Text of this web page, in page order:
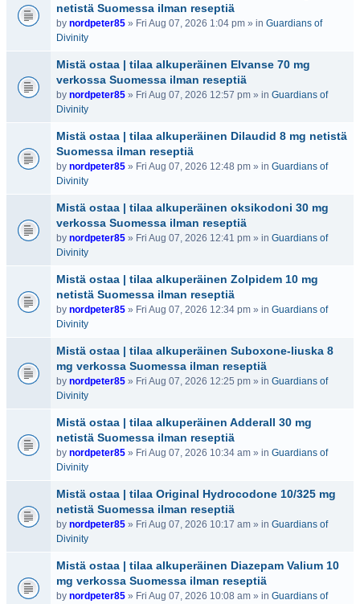
netistä Suomessa ilman reseptiä
by nordpeter85 » Fri Aug 07, 2026 1:04 pm » in Guardians of
Divinity
Mistä ostaa | tilaa alkuperäinen Elvanse 70 mg
verkossa Suomessa ilman reseptiä
by nordpeter85 » Fri Aug 07, 2026 12:57 pm » in Guardians of
Divinity
Mistä ostaa | tilaa alkuperäinen Dilaudid 8 mg netistä
Suomessa ilman reseptiä
by nordpeter85 » Fri Aug 07, 2026 12:48 pm » in Guardians of
Divinity
Mistä ostaa | tilaa alkuperäinen oksikodoni 30 mg
verkossa Suomessa ilman reseptiä
by nordpeter85 » Fri Aug 07, 2026 12:41 pm » in Guardians of
Divinity
Mistä ostaa | tilaa alkuperäinen Zolpidem 10 mg
netistä Suomessa ilman reseptiä
by nordpeter85 » Fri Aug 07, 2026 12:34 pm » in Guardians of
Divinity
Mistä ostaa | tilaa alkuperäinen Suboxone-liuska 8
mg verkossa Suomessa ilman reseptiä
by nordpeter85 » Fri Aug 07, 2026 12:25 pm » in Guardians of
Divinity
Mistä ostaa | tilaa alkuperäinen Adderall 30 mg
netistä Suomessa ilman reseptiä
by nordpeter85 » Fri Aug 07, 2026 10:34 am » in Guardians of
Divinity
Mistä ostaa | tilaa Original Hydrocodone 10/325 mg
netistä Suomessa ilman reseptiä
by nordpeter85 » Fri Aug 07, 2026 10:17 am » in Guardians of
Divinity
Mistä ostaa | tilaa alkuperäinen Diazepam Valium 10
mg verkossa Suomessa ilman reseptiä
by nordpeter85 » Fri Aug 07, 2026 10:08 am » in Guardians of